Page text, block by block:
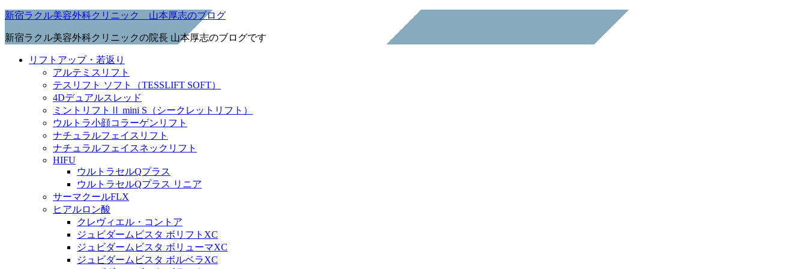
新宿ラクル美容外科クリニック 山本厚志のブログ
新宿ラクル美容外科クリニックの院長 山本厚志のブログです
リフトアップ・若返り
アルテミスリフト
テスリフト ソフト（TESSLIFT SOFT）
4Dデュアルスレッド
ミントリフトⅡ mini S（シークレットリフト）
ウルトラ小顔コラーゲンリフト
ナチュラルフェイスリフト
ナチュラルフェイスネックリフト
HIFU
ウルトラセルQプラス
ウルトラセルQプラス リニア
サーマクールFLX
ヒアルロン酸
クレヴィエル・コントア
ジュビダームビスタ ボリフトXC
ジュビダームビスタ ボリューマXC
ジュビダームビスタ ボルベラXC